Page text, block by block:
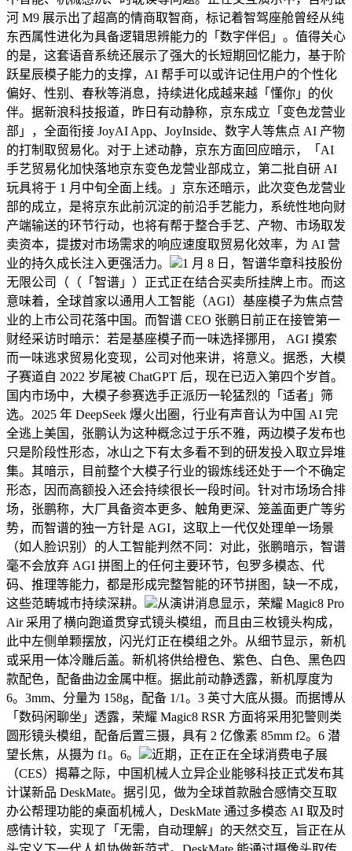
河 M9 展示出了超高的情商取智商，标记着智驾座舱曾经从纯
东西属性进化为具备逻辑思辨能力的「数字伴侣」。值得关心
的是，这套语音系统还展示了强大的长短期回忆能力，基于阶
跃星辰模子能力的支撑，AI 帮手可以或许记住用户的个性化
偏好、性别、春秋等消息，持续进化成越来越「懂你」的伙
伴。据新浪科技报道，昨日有动静称，京东成立「变色龙营业
部」，全面衔接 JoyAI App、JoyInside、数字人等焦点 AI 产物
的打制取贸易化。对于上述动静，京东方面回应暗示，「AI
手艺贸易化加快落地京东变色龙营业部成立，第二批自研 AI
玩具将于 1 月中旬全面上线。」京东还暗示，此次变色龙营业
部的成立，是将京东此前沉淀的前沿手艺能力，系统性地向财
产端输送的环节行动，也将有帮于整合手艺、产物、市场取发
卖资本，提拔对市场需求的响应速度取贸易化效率，为 AI 营
业的持久成长注入更强活力。
1 月 8 日，智谱华章科技股份
无限公司（（「智谱」）正式正在结合买卖所挂牌上市。而这
意味着，全球首家以通用人工智能（AGI）基座模子为焦点营
业的上市公司花落中国。而智谱 CEO 张鹏日前正在接管第一
财经采访时暗示：若是基座模子而一味选择挪用， AGI 摸索
而一味逃求贸易化变现，公司对他来讲，将意义。据悉，大模
子赛道自 2022 岁尾被 ChatGPT 后，现在已迈入第四个岁首。
国内市场中，大模子参赛选手正派历一轮猛烈的「适者」筛
选。2025 年 DeepSeek 爆火出圈，行业有声音认为中国 AI 完
全逃上美国，张鹏认为这种概念过于乐不雅，两边模子发布也
只是阶段性形态，冰山之下有太多看不到的研发投入取立异堆
集。其暗示，目前整个大模子行业的锻炼线还处于一个不确定
形态，因而高额投入还会持续很长一段时间。针对市场场合排
场，张鹏称，大厂具备资本更多、触角更深、笼盖面更广等劣
势，而智谱的独一方针是 AGI，这取上一代仅处理单一场景
（如人脸识别）的人工智能判然不同：对此，张鹏暗示，智谱
毫不会放弃 AGI 拼图上的任何主要环节，包罗多模态、代
码、推理等能力，都是形成完整智能的环节拼图，缺一不成，
这些范畴城市持续深耕。
从演讲消息显示，荣耀 Magic8 Pro
Air 采用了横向跑道贯穿式镜头模组，而且由三枚镜头构成，
此中左侧单颗摆放，闪光灯正在模组之外。从细节显示，新机
或采用一体冷雕后盖。新机将供给橙色、紫色、白色、黑色四
款配色，配备曲边金属中框。据此前动静透露，新机厚度为
6。3mm、分量为 158g，配备 1/1。3 英寸大底从摄。而据博从
「数码闲聊坐」透露，荣耀 Magic8 RSR 方面将采用犯警则类
圆形镜头模组，配备后置三摄，具有 2 亿像素 85mm f2。6 潜
望长焦，从摄为 f1。6。
近期，正在正在全球消费电子展
（CES）揭幕之际，中国机械人立异企业能够科技正式发布其
计谋新品 DeskMate。据引见，做为全球首款融合感情交互取
办公帮理功能的桌面机械人，DeskMate 通过多模态 AI 取及时
感情计较，实现了「无需，自动理解」的天然交互，旨正在从